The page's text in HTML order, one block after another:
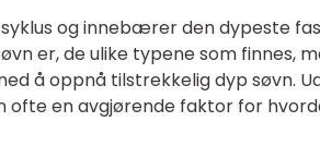
og innebærer den dypeste
er, de ulike typene som finnes,
å oppnå tilstrekkelig dyp søvn.
ofte en avgjørende faktor for